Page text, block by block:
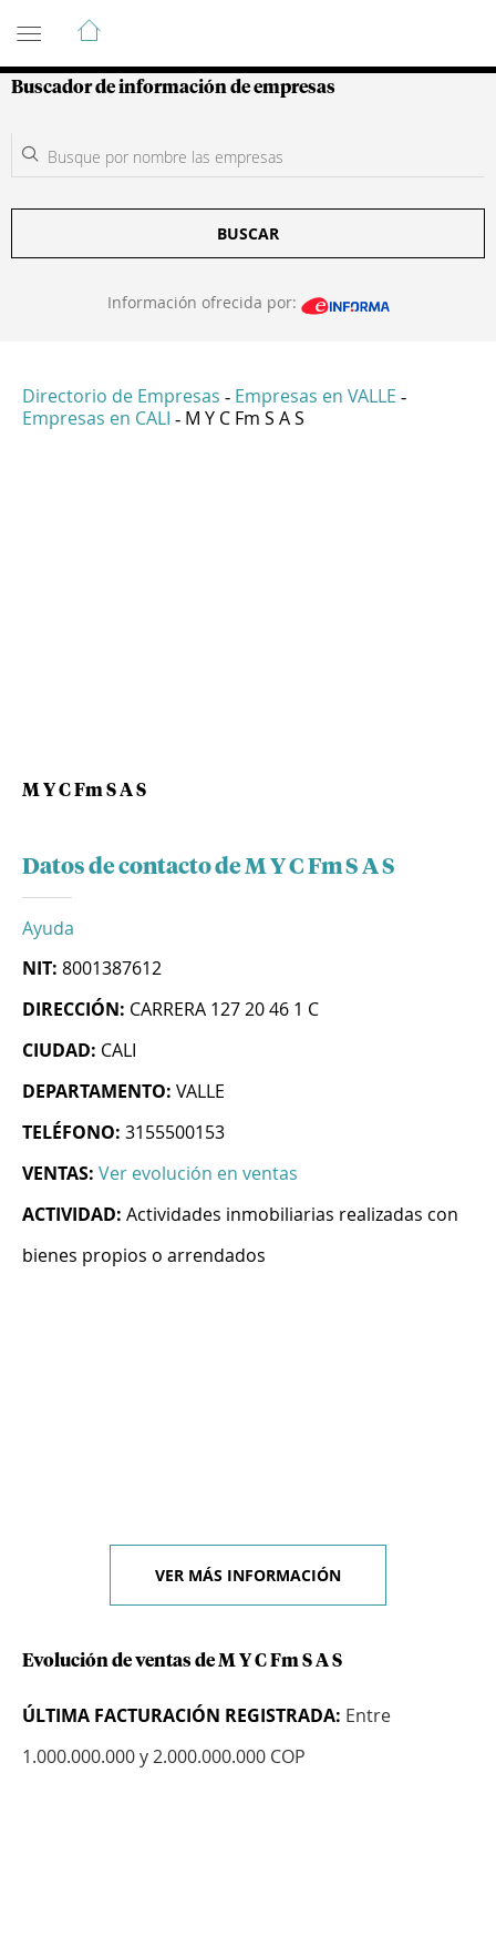
Guía de Empresas Colombianas
Buscador de información de empresas
BUSCAR
Información ofrecida por:
Directorio de Empresas - Empresas en VALLE -
Empresas en CALI - M Y C Fm S A S
M Y C Fm S A S
Datos de contacto de M Y C Fm S A S
Ayuda
NIT: 8001387612
DIRECCIÓN: CARRERA 127 20 46 1 C
CIUDAD: CALI
DEPARTAMENTO: VALLE
TELÉFONO: 3155500153
VENTAS: Ver evolución en ventas
ACTIVIDAD: Actividades inmobiliarias realizadas con
bienes propios o arrendados
VER MÁS INFORMACIÓN
Evolución de ventas de M Y C Fm S A S
ÚLTIMA FACTURACIÓN REGISTRADA: Entre
1.000.000.000 y 2.000.000.000 COP